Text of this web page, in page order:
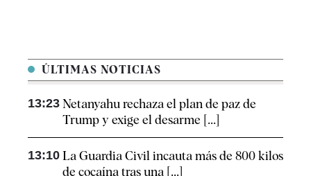
ÚLTIMAS NOTICIAS
13:23 Netanyahu rechaza el plan de paz de
Trump y exige el desarme [...]
13:10 La Guardia Civil incauta más de 800 kilos
de cocaína tras una [...]